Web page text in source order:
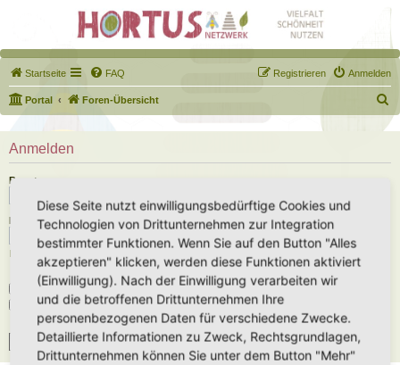
Startseite FAQ Anmelden
Registrieren
Portal Foren-Übersicht
u
h
Anmelden
Benutzername:
Passwort:
Ich habe mein Passwort vergessen
Angemeldet bleiben
Meinen Online-Status während dieser Sitzung verbergen
Diese Seite nutzt einwilligungsbedürftige Cookies und
Technologien von Drittunternehmen zur Integration
bestimmter Funktionen. Wenn Sie auf den Button "Alles
akzeptieren" klicken, werden diese Funktionen aktiviert
(Einwilligung). Nach der Einwilligung verarbeiten wir
und die betroffenen Drittunternehmen Ihre
personenbezogenen Daten für verschiedene Zwecke.
Detaillierte Informationen zu Zweck, Rechtsgrundlagen,
Drittunternehmen können Sie unter dem Button "Mehr"